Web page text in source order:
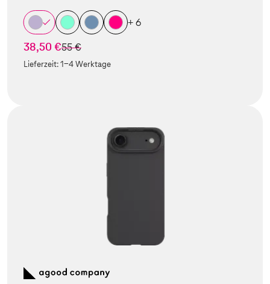
+ 6
38,50 €statt
55 €
Lieferzeit:1-4 Werktage